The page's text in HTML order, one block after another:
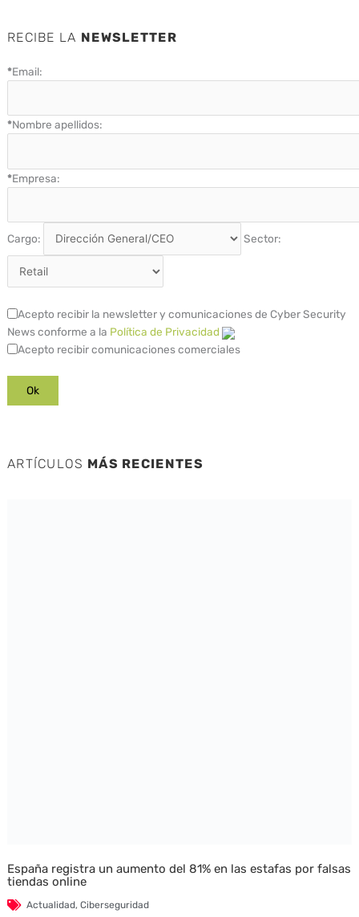
RECIBE LA NEWSLETTER
*Email:
*Nombre apellidos:
*Empresa:
Cargo: Sector:
Acepto recibir la newsletter y comunicaciones de Cyber Security
News conforme a la Política de Privacidad
Acepto recibir comunicaciones comerciales
ARTÍCULOS MÁS RECIENTES
España registra un aumento del 81% en las estafas por falsas
tiendas online
Actualidad, Ciberseguridad